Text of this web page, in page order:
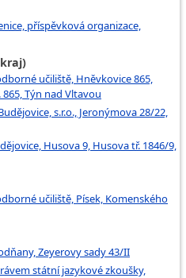
příspěvková organizace,
učiliště, Hněvkovice 865,
Týn nad Vltavou
s.r.o., Jeronýmova 28/22,
Husova 9, Husova tř. 1846/9,
učiliště, Písek, Komenského
Zeyerovy sady 43/II
státní jazykové zkoušky,